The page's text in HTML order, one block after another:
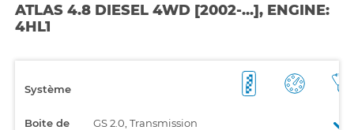
ATLAS 4.8 DIESEL 4WD [2002-...], ENGINE:
4HL1
Système
Boite de
GS 2.0, Transmission